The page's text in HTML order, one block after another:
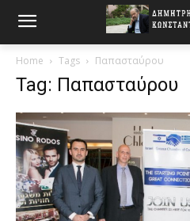
Home Tags Παπασταύρου
Tag: Παπασταύρου